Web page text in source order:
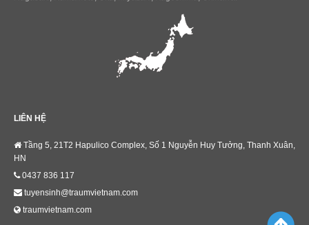
LIÊN HỆ
Tầng 5, 21T2 Hapulico Complex, Số 1 Nguyễn Huy Tưởng, Thanh Xuân,
HN
0437 836 117
tuyensinh@traumvietnam.com
traumvietnam.com